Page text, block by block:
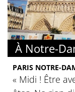
À Notre-
PARIS NOTRE-
« Midi ! Être